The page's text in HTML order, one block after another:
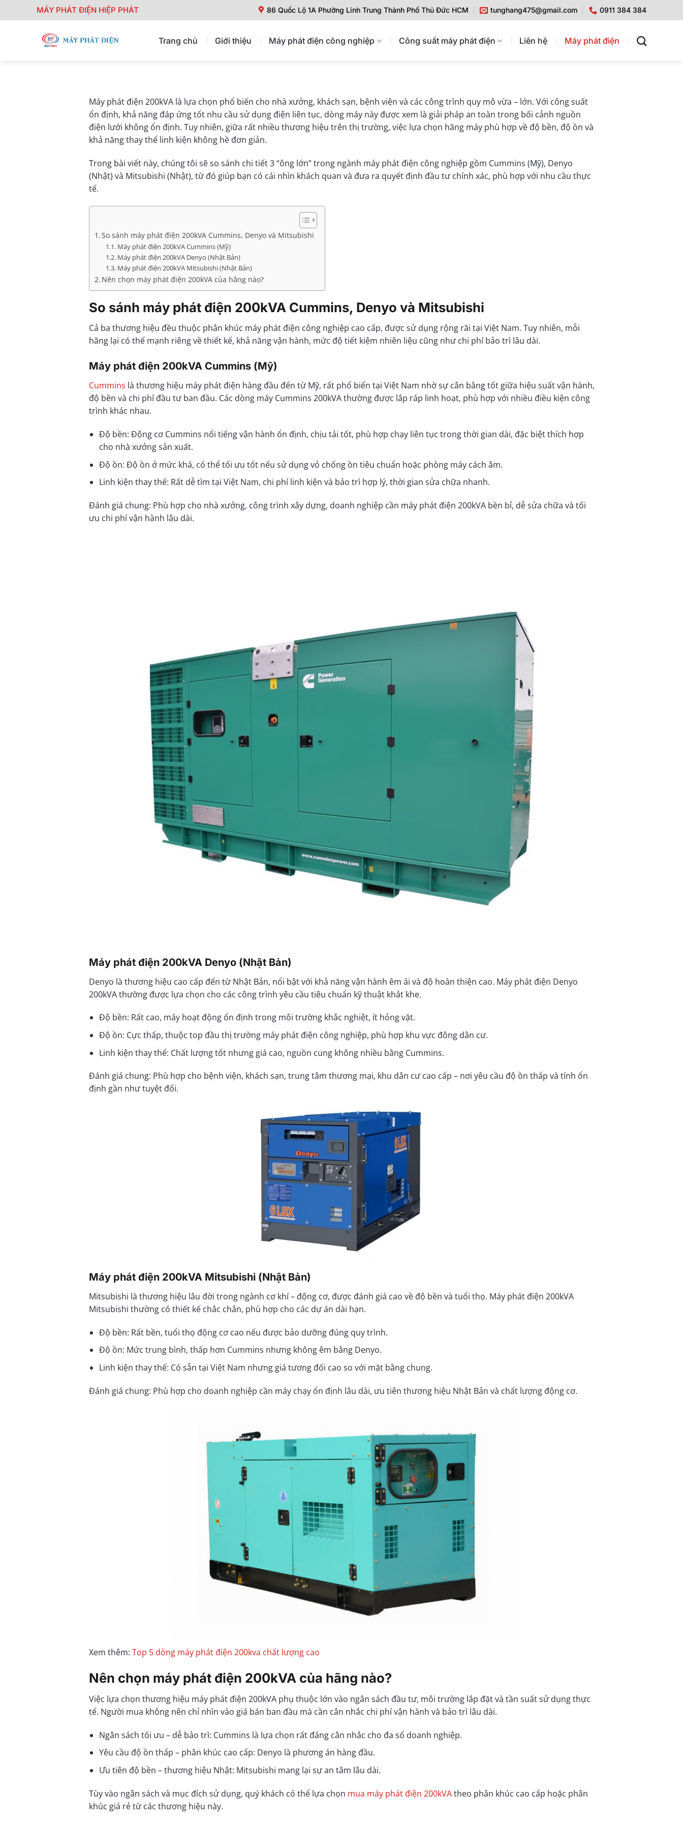
đến
MÁY PHÁT ĐIỆN HIỆP PHÁT 86 Quốc Lộ 1A Phường Linh Trung Thành Phố Thủ Đức HCM tunghang475@gmail.com 0911 384 384
Trang chủ Giới thiệu Máy phát điện công nghiệp Công suất máy phát điện Liên hệ Máy phát điện
Máy phát điện 200kVA là lựa chọn phổ biến cho nhà xưởng, khách sạn, bệnh viện và các công trình quy mô vừa – lớn. Với công suất
ổn định, khả năng đáp ứng tốt nhu cầu sử dụng điện liên tục, dòng máy này được xem là giải pháp an toàn trong bối cảnh nguồn
điện lưới không ổn định. Tuy nhiên, giữa rất nhiều thương hiệu trên thị trường, việc lựa chọn hãng máy phù hợp về độ bền, độ ồn và
khả năng thay thế linh kiện không hề đơn giản.
Trong bài viết này, chúng tôi sẽ so sánh chi tiết 3 “ông lớn” trong ngành máy phát điện công nghiệp gồm Cummins (Mỹ), Denyo
(Nhật) và Mitsubishi (Nhật), từ đó giúp bạn có cái nhìn khách quan và đưa ra quyết định đầu tư chính xác, phù hợp với nhu cầu thực
tế.
So sánh máy phát điện 200kVA Cummins, Denyo và Mitsubishi
Máy phát điện 200kVA Cummins (Mỹ)
Máy phát điện 200kVA Denyo (Nhật Bản)
Máy phát điện 200kVA Mitsubishi (Nhật Bản)
Nên chọn máy phát điện 200kVA của hãng nào?
So sánh máy phát điện 200kVA Cummins, Denyo và Mitsubishi
Cả ba thương hiệu đều thuộc phân khúc máy phát điện công nghiệp cao cấp, được sử dụng rộng rãi tại Việt Nam. Tuy nhiên, mỗi
hãng lại có thế mạnh riêng về thiết kế, khả năng vận hành, mức độ tiết kiệm nhiên liệu cũng như chi phí bảo trì lâu dài.
Máy phát điện 200kVA Cummins (Mỹ)
Cummins là thương hiệu máy phát điện hàng đầu đến từ Mỹ, rất phổ biến tại Việt Nam nhờ sự cân bằng tốt giữa hiệu suất vận hành,
độ bền và chi phí đầu tư ban đầu. Các dòng máy Cummins 200kVA thường được lắp ráp linh hoạt, phù hợp với nhiều điều kiện công
trình khác nhau.
Độ bền: Động cơ Cummins nổi tiếng vận hành ổn định, chịu tải tốt, phù hợp chạy liên tục trong thời gian dài, đặc biệt thích hợp
cho nhà xưởng sản xuất.
Độ ồn: Độ ồn ở mức khá, có thể tối ưu tốt nếu sử dụng vỏ chống ồn tiêu chuẩn hoặc phòng máy cách âm.
Linh kiện thay thế: Rất dễ tìm tại Việt Nam, chi phí linh kiện và bảo trì hợp lý, thời gian sửa chữa nhanh.
Đánh giá chung: Phù hợp cho nhà xưởng, công trình xây dựng, doanh nghiệp cần máy phát điện 200kVA bền bỉ, dễ sửa chữa và tối
ưu chi phí vận hành lâu dài.
Máy phát điện 200kVA Denyo (Nhật Bản)
Denyo là thương hiệu cao cấp đến từ Nhật Bản, nổi bật với khả năng vận hành êm ái và độ hoàn thiện cao. Máy phát điện Denyo
200kVA thường được lựa chọn cho các công trình yêu cầu tiêu chuẩn kỹ thuật khắt khe.
Độ bền: Rất cao, máy hoạt động ổn định trong môi trường khắc nghiệt, ít hỏng vặt.
Độ ồn: Cực thấp, thuộc top đầu thị trường máy phát điện công nghiệp, phù hợp khu vực đông dân cư.
Linh kiện thay thế: Chất lượng tốt nhưng giá cao, nguồn cung không nhiều bằng Cummins.
Đánh giá chung: Phù hợp cho bệnh viện, khách sạn, trung tâm thương mại, khu dân cư cao cấp – nơi yêu cầu độ ồn thấp và tính ổn
định gần như tuyệt đối.
Máy phát điện 200kVA Mitsubishi (Nhật Bản)
Mitsubishi là thương hiệu lâu đời trong ngành cơ khí – động cơ, được đánh giá cao về độ bền và tuổi thọ. Máy phát điện 200kVA
Mitsubishi thường có thiết kế chắc chắn, phù hợp cho các dự án dài hạn.
Độ bền: Rất bền, tuổi thọ động cơ cao nếu được bảo dưỡng đúng quy trình.
Độ ồn: Mức trung bình, thấp hơn Cummins nhưng không êm bằng Denyo.
Linh kiện thay thế: Có sẵn tại Việt Nam nhưng giá tương đối cao so với mặt bằng chung.
Đánh giá chung: Phù hợp cho doanh nghiệp cần máy chạy ổn định lâu dài, ưu tiên thương hiệu Nhật Bản và chất lượng động cơ.
Xem thêm: Top 5 dòng máy phát điện 200kva chất lượng cao
Nên chọn máy phát điện 200kVA của hãng nào?
Việc lựa chọn thương hiệu máy phát điện 200kVA phụ thuộc lớn vào ngân sách đầu tư, môi trường lắp đặt và tần suất sử dụng thực
tế. Người mua không nên chỉ nhìn vào giá bán ban đầu mà cần cân nhắc chi phí vận hành và bảo trì lâu dài.
Ngân sách tối ưu – dễ bảo trì: Cummins là lựa chọn rất đáng cân nhắc cho đa số doanh nghiệp.
Yêu cầu độ ồn thấp – phân khúc cao cấp: Denyo là phương án hàng đầu.
Ưu tiên độ bền – thương hiệu Nhật: Mitsubishi mang lại sự an tâm lâu dài.
Tùy vào ngân sách và mục đích sử dụng, quý khách có thể lựa chọn mua máy phát điện 200kVAtheo phân khúc cao cấp hoặc phân
khúc giá rẻ từ các thương hiệu này.